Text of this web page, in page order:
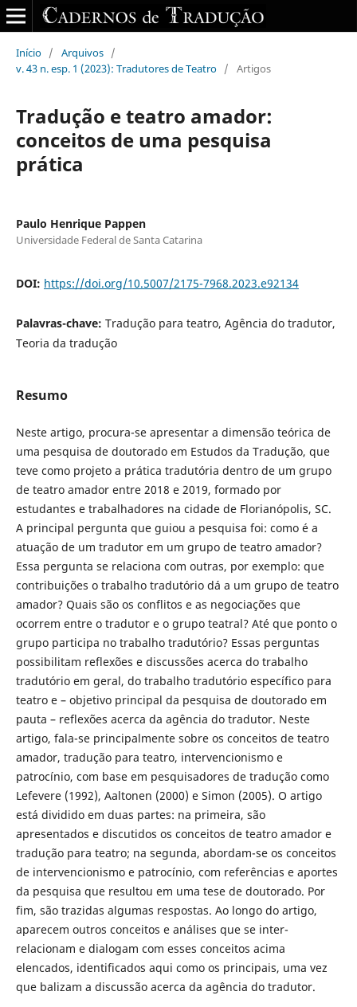
Início / Arquivos /
v. 43 n. esp. 1 (2023): Tradutores de Teatro / Artigos
Tradução e teatro amador:
conceitos de uma pesquisa
prática
Paulo Henrique Pappen
Universidade Federal de Santa Catarina
DOI: https://doi.org/10.5007/2175-7968.2023.e92134
Palavras-chave: Tradução para teatro, Agência do tradutor,
Teoria da tradução
Resumo
Neste artigo, procura-se apresentar a dimensão teórica de
uma pesquisa de doutorado em Estudos da Tradução, que
teve como projeto a prática tradutória dentro de um grupo
de teatro amador entre 2018 e 2019, formado por
estudantes e trabalhadores na cidade de Florianópolis, SC.
A principal pergunta que guiou a pesquisa foi: como é a
atuação de um tradutor em um grupo de teatro amador?
Essa pergunta se relaciona com outras, por exemplo: que
contribuições o trabalho tradutório dá a um grupo de teatro
amador? Quais são os conflitos e as negociações que
ocorrem entre o tradutor e o grupo teatral? Até que ponto o
grupo participa no trabalho tradutório? Essas perguntas
possibilitam reflexões e discussões acerca do trabalho
tradutório em geral, do trabalho tradutório específico para
teatro e – objetivo principal da pesquisa de doutorado em
pauta – reflexões acerca da agência do tradutor. Neste
artigo, fala-se principalmente sobre os conceitos de teatro
amador, tradução para teatro, intervencionismo e
patrocínio, com base em pesquisadores de tradução como
Lefevere (1992), Aaltonen (2000) e Simon (2005). O artigo
está dividido em duas partes: na primeira, são
apresentados e discutidos os conceitos de teatro amador e
tradução para teatro; na segunda, abordam-se os conceitos
de intervencionismo e patrocínio, com referências e aportes
da pesquisa que resultou em uma tese de doutorado. Por
fim, são trazidas algumas respostas. Ao longo do artigo,
aparecem outros conceitos e análises que se inter-
relacionam e dialogam com esses conceitos acima
elencados, identificados aqui como os principais, uma vez
que balizam a discussão acerca da agência do tradutor.